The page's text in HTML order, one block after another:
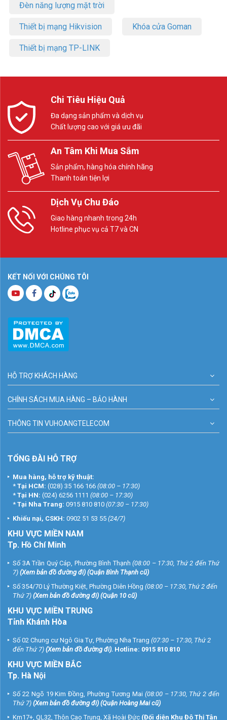
Đèn năng lượng mặt trời
Thiết bị mạng Hikvision Khóa cửa Goman
Thiết bị mạng TP-LINK
Chi Tiêu Hiệu Quả
Đa dạng sản phẩm và dịch vụ
Chất lượng cao với giá ưu đãi
An Tâm Khi Mua Sắm
Sản phẩm, hàng hóa chính hãng
Thanh toán tiện lợi
Dịch Vụ Chu Đáo
Giao hàng nhanh trong 24h
Hotline phục vụ cả T7 và CN
KẾT NỐI VỚI CHÚNG TÔI
HỖ TRỢ KHÁCH HÀNG
CHÍNH SÁCH MUA HÀNG – BẢO HÀNH
THÔNG TIN VUHOANGTELECOM
TỔNG ĐÀI HỖ TRỢ
Mua hàng, hỗ trợ kỹ thuật:
* Tại HCM: (028) 35 166 166 (08:00 – 17:30)
* Tại HN: (024) 6256 1111 (08:00 – 17:30)
* Tại Nha Trang: 0915 810 810 (07:30 – 17:30)
Khiếu nại, CSKH: 0902 51 53 55 (24/7)
KHU VỰC MIỀN NAM
Tp. Hồ Chí Minh
Số 3A Trần Quý Cáp, Phường Bình Thạnh (08:00 – 17:30, Thứ 2 đến Thứ
7) (Xem bản đồ đường đi) (Quận Bình Thạnh cũ)
Số 354/70 Lý Thường Kiệt, Phường Diên Hồng (08:00 – 17:30, Thứ 2 đến
Thứ 7) (Xem bản đồ đường đi) (Quận 10 cũ)
KHU VỰC MIỀN TRUNG
Tỉnh Khánh Hòa
Số 02 Chung cư Ngô Gia Tự, Phường Nha Trang (07:30 – 17:30, Thứ 2
đến Thứ 7) (Xem bản đồ đường đi). Hotline: 0915 810 810
KHU VỰC MIỀN BẮC
Tp. Hà Nội
Số 22 Ngõ 19 Kim Đồng, Phường Tương Mai (08:00 – 17:30, Thứ 2 đến
Thứ 7) (Xem bản đồ đường đi) (Quận Hoàng Mai cũ)
Km17+, QL32, Thôn Cao Trung, Xã Hoài Đức (Đối diện Khu Đô Thị Tân